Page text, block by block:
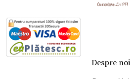
Despre noi